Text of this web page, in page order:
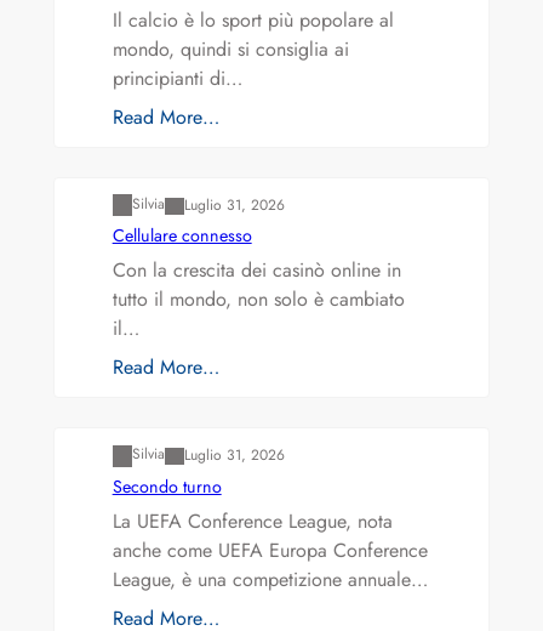
Il calcio è lo sport più popolare al
mondo, quindi si consiglia ai
principianti di…
Read More…
Silvia Luglio 31, 2026
Cellulare connesso
Con la crescita dei casinò online in
tutto il mondo, non solo è cambiato
il…
Read More…
Silvia Luglio 31, 2026
Secondo turno
La UEFA Conference League, nota
anche come UEFA Europa Conference
League, è una competizione annuale…
Read More…